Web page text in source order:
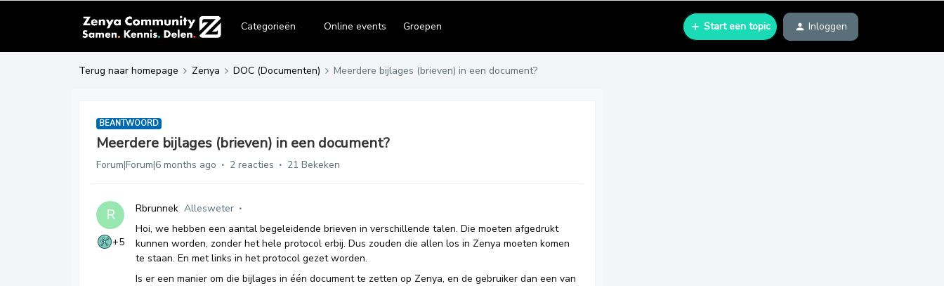
Categorieën Online events Groepen Start een topic Inloggen
Terug naar homepage Zenya DOC (Documenten) Meerdere bijlages (brieven) in een document?
BEANTWOORD
Meerdere bijlages (brieven) in een document?
Forum|Forum|6 months ago 2 reacties 21 Bekeken
R
+5
Rbrunnek Allesweter
Hoi, we hebben een aantal begeleidende brieven in verschillende talen. Die moeten afgedrukt
kunnen worden, zonder het hele protocol erbij. Dus zouden die allen los in Zenya moeten komen
te staan. En met links in het protocol gezet worden.
Is er een manier om die bijlages in één document te zetten op Zenya, en de gebruiker dan een van